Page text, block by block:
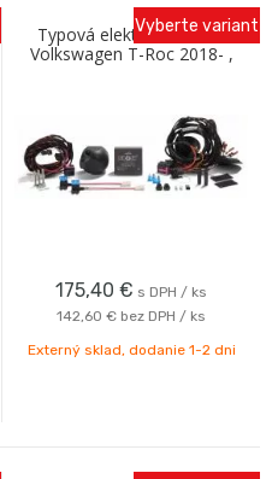
Typová elektroinštalácia
Volkswagen T-Roc 2018- ,
175,40 € s DPH / ks
142,60 € bez DPH / ks
Vyberte variant
Externý sklad, dodanie 1-2 dni